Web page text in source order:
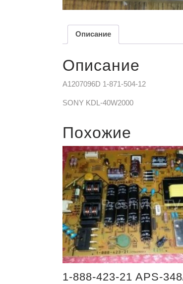
Описание
Описание
A1207096D 1-871-504-12
SONY KDL-40W2000
Похожие
1-888-423-21 APS-